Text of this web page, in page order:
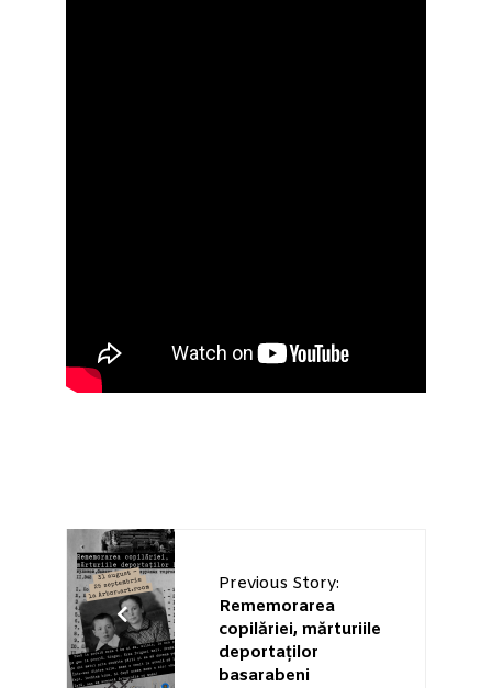
Previous Story:
Rememorarea
copilăriei, mărturiile
deportaților
basarabeni